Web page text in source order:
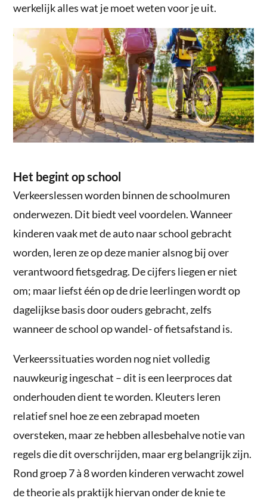
werkelijk alles wat je moet weten voor je uit.
Het begint op school
Verkeerslessen worden binnen de schoolmuren
onderwezen. Dit biedt veel voordelen. Wanneer
kinderen vaak met de auto naar school gebracht
worden, leren ze op deze manier alsnog bij over
verantwoord fietsgedrag. De cijfers liegen er niet
om; maar liefst één op de drie leerlingen wordt op
dagelijkse basis door ouders gebracht, zelfs
wanneer de school op wandel- of fietsafstand is.
Verkeerssituaties worden nog niet volledig
nauwkeurig ingeschat – dit is een leerproces dat
onderhouden dient te worden. Kleuters leren
relatief snel hoe ze een zebrapad moeten
oversteken, maar ze hebben allesbehalve notie van
regels die dit overschrijden, maar erg belangrijk zijn.
Rond groep 7 à 8 worden kinderen verwacht zowel
de theorie als praktijk hiervan onder de knie te